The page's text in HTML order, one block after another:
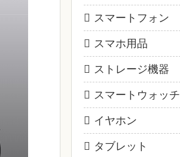
スマートフォン
スマホ用品
ストレージ機器
スマートウォッチ
イヤホン
タブレット